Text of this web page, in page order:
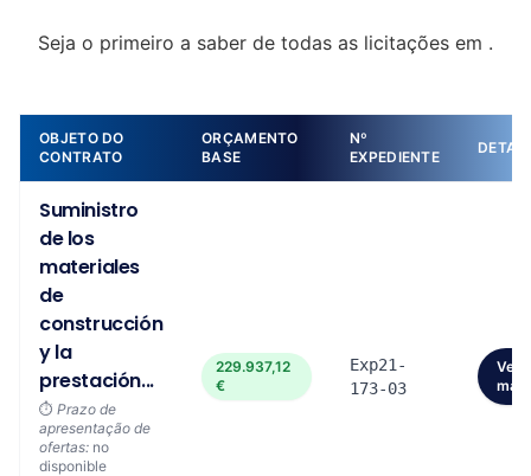
Seja o primeiro a saber de todas as licitações em .
OBJETO DO
CONTRATO
ORÇAMENTO
BASE
Nº
EXPEDIENTE
Suministro
de los
materiales
de
construcción
y la
prestación...
⏱️ Prazo de
apresentação de
ofertas: no
disponible
229.937,12
€
Exp21-
173-03
Ver
mais